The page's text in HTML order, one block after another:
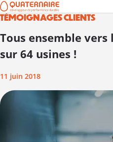
Aller à la
Aller au
TÉMOIGNAGES CLIENTS
Tous ensemble vers
sur 64 usines !
11 juin 2018